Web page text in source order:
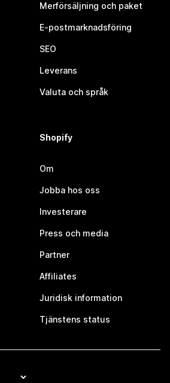
Merförsäljning och paket
E-postmarknadsföring
SEO
Leverans
Valuta och språk
Shopify
Om
Jobba hos oss
Investerare
Press och media
Partner
Affiliates
Juridisk information
Tjänstens status